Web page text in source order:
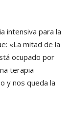
intensiva para la
«La mitad de la
ocupado por
terapia
y nos queda la